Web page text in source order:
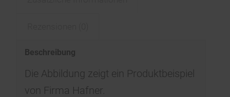
Beschreibung
Die Abbildung zeigt ein Produktbeispiel
von Firma Hafner.